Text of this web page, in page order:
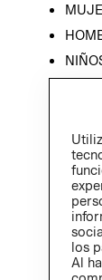
los
Al